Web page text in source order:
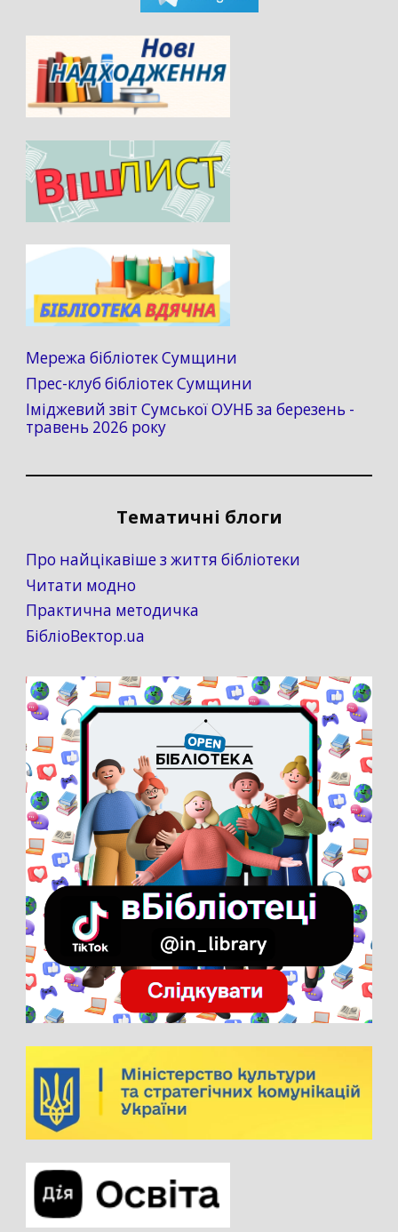
Мережа бібліотек Сумщини
Прес-клуб бібліотек Сумщини
Іміджевий звіт Сумської ОУНБ за березень -
травень 2026 року
Тематичні блоги
Про найцікавіше з життя бібліотеки
Читати модно
Практична методичка
БібліоВектор.ua